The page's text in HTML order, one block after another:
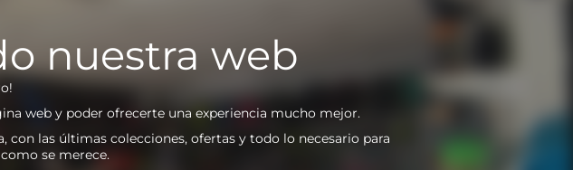
nuestra web
web y poder ofrecerte una experiencia mucho mejor.
las últimas colecciones, ofertas y todo lo necesario para
se merece.